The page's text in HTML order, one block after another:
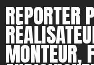
REPORTER
MONTEUR,